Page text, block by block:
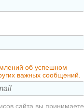
об успешном
важных сообщений.
сайта вы принимаете